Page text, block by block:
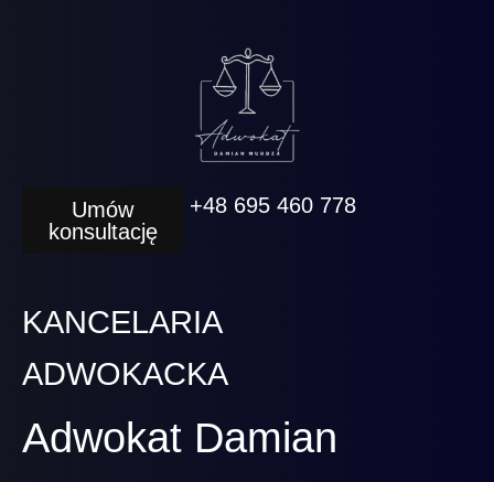
Umów
konsultację
+48 695 460 778
KANCELARIA
ADWOKACKA
Adwokat Damian